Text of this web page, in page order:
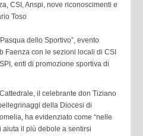
CSI, Anspi, nove riconoscimenti e
Toso
dello Sportivo”, evento
Faenza con le sezioni locali di CSI
enti di promozione sportiva di
il celebrante don Tiziano
della Diocesi di
ha evidenziato come “nelle
il più debole a sentirsi